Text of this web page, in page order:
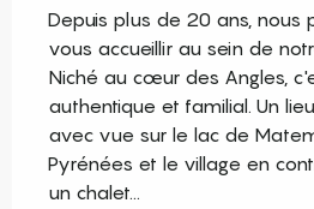
Depuis plus de 20 ans, nous
vous accueillir au sein de
Niché au cœur des Angles,
authentique et familial. Un
avec vue sur le lac de
Pyrénées et le village en
un chalet...